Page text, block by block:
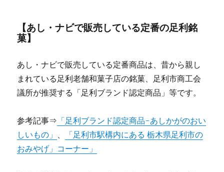
【あし・ナビで販売している定番の足利銘
菓】
あし・ナビで販売している定番商品は、昔から親し
まれている足利老舗和菓子店の銘菓、足利市商工会
議所が推奨する「足利ブランド認定商品」等です。
参考記事⇒ 「足利ブランド認定商品-あしかがのおい
しいもの」
「足利市駅構内にある 栃木県足利市の
おみやげ」コーナー」